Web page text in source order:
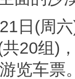
(周六
20组)
览车票